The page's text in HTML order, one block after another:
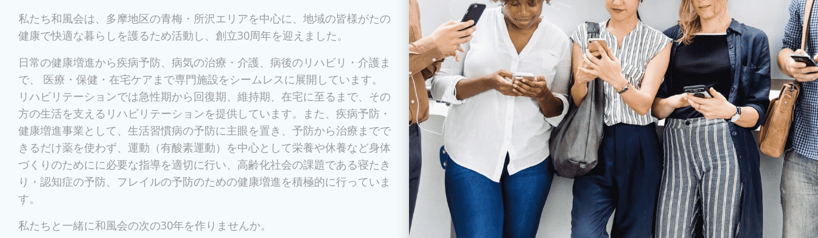
私たち和風会は、多摩地区の青梅・所沢エリアを中心に、地域の皆様がたの
健康で快適な暮らしを護るため活動し、創立30周年を迎えました。
日常の健康増進から疾病予防、病気の治療・介護、病後のリハビリ・介護ま
で、 医療・保健・在宅ケアまで専門施設をシームレスに展開しています。
リハビリテーションでは急性期から回復期、維持期、在宅に至るまで、その
方の生活を支えるリハビリテーションを提供しています。また、疾病予防・
健康増進事業として、生活習慣病の予防に主眼を置き、予防から治療までで
きるだけ薬を使わず、運動（有酸素運動）を中心として栄養や休養など身体
づくりのためにに必要な指導を適切に行い、高齢化社会の課題である寝たき
り・認知症の予防、フレイルの予防のための健康増進を積極的に行っていま
す。
私たちと一緒に和風会の次の30年を作りませんか。